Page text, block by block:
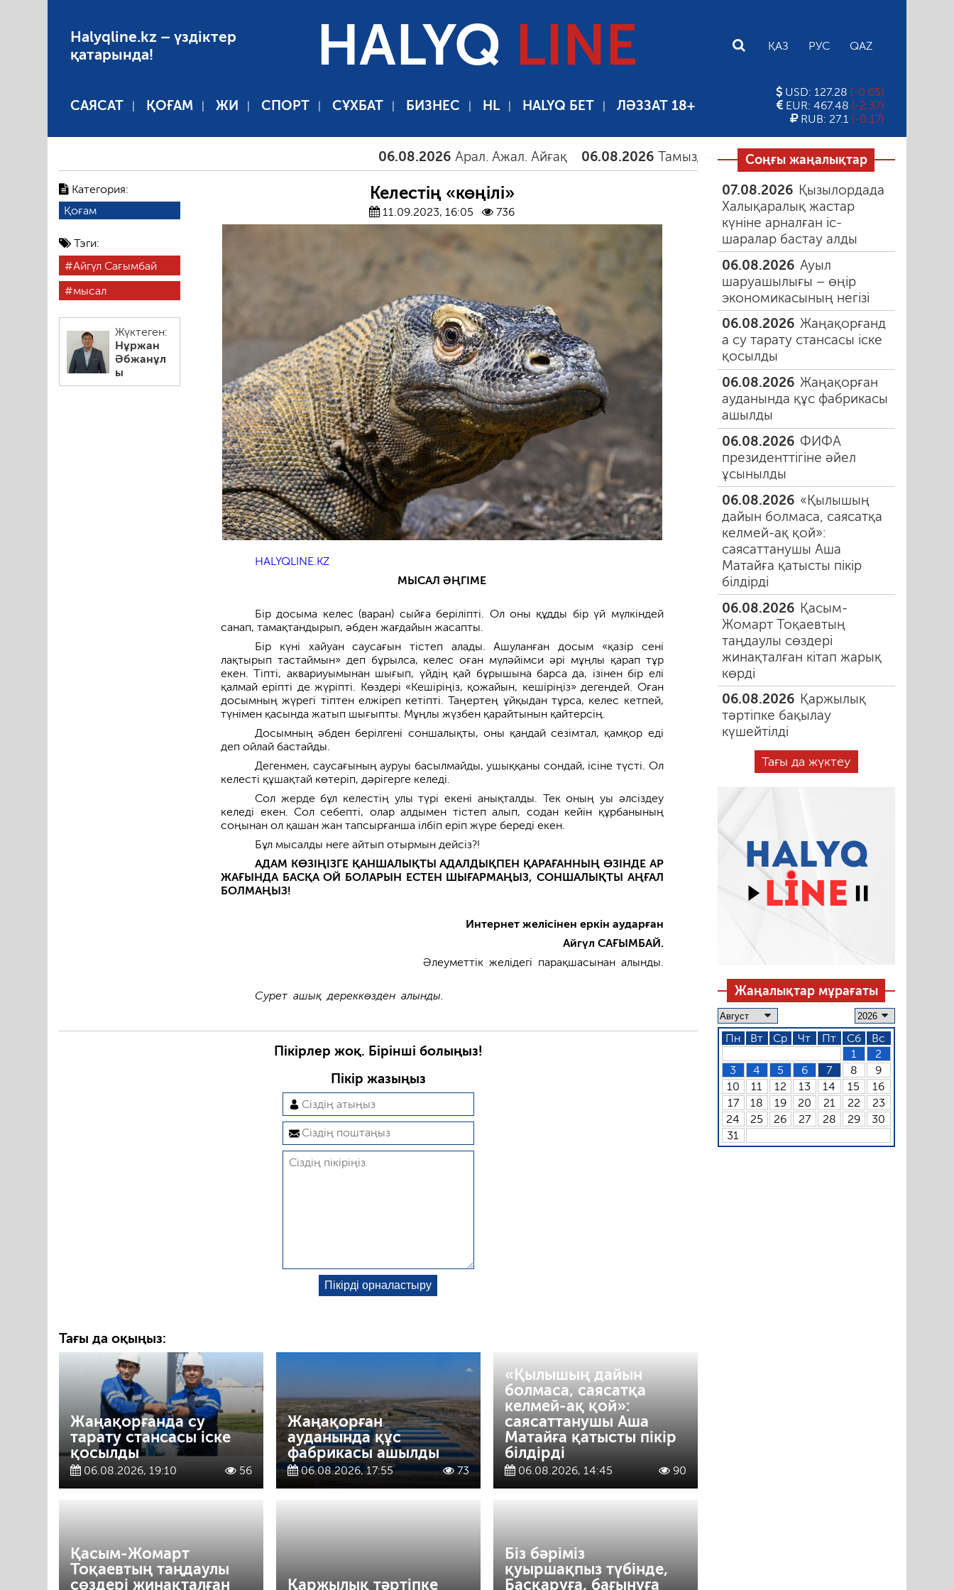
Halyqline.kz – үздіктер
қатарында!
HALYQ LINE ҚАЗ РУС QAZ
САЯСАТ ҚОҒАМ ЖИ СПОРТ СҰХБАТ БИЗНЕС HL HALYQ БЕТ ЛӘЗЗАТ 18+
USD: 127.28 (-0.65)
EUR: 467.48 (-2.37)
RUB: 27.1 (-0.17)
06.08.2026 Арал. Ажал. Айғақ 06.08.2026 Тамыздағы таңғы түтін 06.08.2026 Құмарлық
Категория:
Қоғам
Тэги:
Айгүл Сағымбай
мысал
Жүктеген:
Нұржан
Әбжанұл
ы
Келестің «көңілі»
11.09.2023, 16:05 736
HALYQLINE.KZ
МЫСАЛ ӘҢГІМЕ
Бір досыма келес (варан) сыйға беріліпті. Ол оны құдды бір үй мүлкіндей
санап, тамақтандырып, әбден жағдайын жасапты.
Бір күні хайуан саусағын тістеп алады. Ашуланған досым «қазір сені
лақтырып тастаймын» деп бұрылса, келес оған мүләйімси әрі мұңлы қарап тұр
екен. Тіпті, аквариуымынан шығып, үйдің қай бұрышына барса да, ізінен бір елі
қалмай еріпті де жүріпті. Көздері «Кешіріңіз, қожайын, кешіріңіз» дегендей. Оған
досымның жүрегі тіптен елжіреп кетіпті. Таңертең ұйқыдан тұрса, келес кетпей,
түнімен қасында жатып шығыпты. Мұңлы жүзбен қарайтынын қайтерсің.
Досымның әбден берілгені соншалықты, оны қандай сезімтал, қамқор еді
деп ойлай бастайды.
Дегенмен, саусағының ауруы басылмайды, ушыққаны сондай, ісіне түсті. Ол
келесті құшақтай көтеріп, дәрігерге келеді.
Сол жерде бұл келестің улы түрі екені анықталды. Тек оның уы әлсіздеу
келеді екен. Сол себепті, олар алдымен тістеп алып, содан кейін құрбанының
соңынан ол қашан жан тапсырғанша ілбіп еріп жүре береді екен.
Бұл мысалды неге айтып отырмын дейсіз?!
АДАМ КӨЗІҢІЗГЕ ҚАНШАЛЫҚТЫ АДАЛДЫҚПЕН ҚАРАҒАННЫҢ ӨЗІНДЕ АР
ЖАҒЫНДА БАСҚА ОЙ БОЛАРЫН ЕСТЕН ШЫҒАРМАҢЫЗ, СОНШАЛЫҚТЫ АҢҒАЛ
БОЛМАҢЫЗ!
Интернет желісінен еркін аударған
Айгүл САҒЫМБАЙ.
Әлеуметтік желідегі парақшасынан алынды.
Сурет ашық дереккөзден алынды.
Пікірлер жоқ. Бірінші болыңыз!
Пікір жазыңыз
Тағы да оқыңыз:
Жаңақорғанда су
тарату стансасы іске
қосылды
06.08.2026, 19:10 56
Жаңақорған
ауданында құс
фабрикасы ашылды
06.08.2026, 17:55 73
«Қылышың дайын
болмаса, саясатқа
келмей-ақ қой»:
саясаттанушы Аша
Матайға қатысты пікір
білдірді
06.08.2026, 14:45 90
Қасым-Жомарт
Тоқаевтың таңдаулы
сөздері жинақталған
Қаржылық тәртіпке
Біз бәріміз
қуыршақпыз түбінде,
Басқаруға, бағынуға
Соңғы жаңалықтар
07.08.2026 Қызылордада
Халықаралық жастар
күніне арналған іс-
шаралар бастау алды
06.08.2026 Ауыл
шаруашылығы – өңір
экономикасының негізі
06.08.2026 Жаңақорғанд
а су тарату стансасы іске
қосылды
06.08.2026 Жаңақорған
ауданында құс фабрикасы
ашылды
06.08.2026 ФИФА
президенттігіне әйел
ұсынылды
06.08.2026 «Қылышың
дайын болмаса, саясатқа
келмей-ақ қой»:
саясаттанушы Аша
Матайға қатысты пікір
білдірді
06.08.2026 Қасым-
Жомарт Тоқаевтың
таңдаулы сөздері
жинақталған кітап жарық
көрді
06.08.2026 Қаржылық
тәртіпке бақылау
күшейтілді
Тағы да жүктеу
Жаңалықтар мұрағаты
Пн Вт Ср Чт Пт Сб
Вс
1
2
3
4 5 6 7 8
9
10
11 12 13 14 15
16
17
18 19 20 21 22
23
24
25 26 27 28 29
30
31